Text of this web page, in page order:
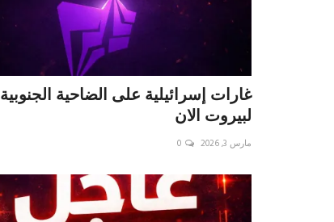
غارات إسرائيلية على الضاحية الجنوبية
لبيروت الان
مارس 3, 2026 0